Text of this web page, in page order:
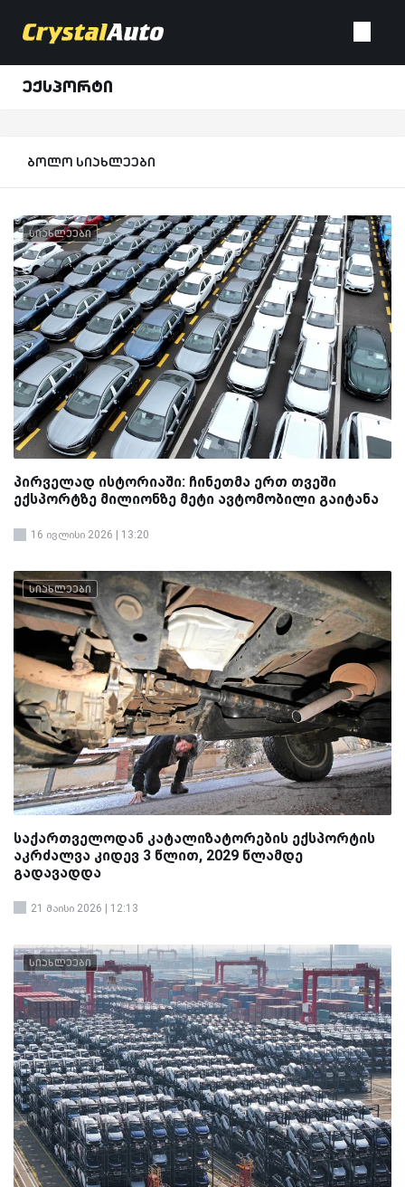
ექსპორტი
ბოლო სიახლეები
სიახლეები
პირველად ისტორიაში: ჩინეთმა ერთ თვეში
ექსპორტზე მილიონზე მეტი ავტომობილი გაიტანა
16 ივლისი 2026 | 13:20
სიახლეები
საქართველოდან კატალიზატორების ექსპორტის
აკრძალვა კიდევ 3 წლით, 2029 წლამდე
გადავადდა
21 მაისი 2026 | 12:13
სიახლეები